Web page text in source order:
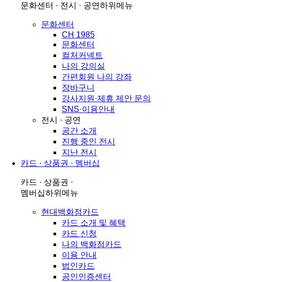
문화센터 · 전시 · 공연하위메뉴
문화센터
CH 1985
문화센터
컬처커넥트
나의 강의실
간편회원 나의 강좌
장바구니
강사지원·제휴 제안 문의
SNS·이용안내
전시 · 공연
공간 소개
진행 중인 전시
지난 전시
카드 · 상품권 · 멤버십
카드 · 상품권 ·
멤버십하위메뉴
현대백화점카드
카드 소개 및 혜택
카드 신청
나의 백화점카드
이용 안내
법인카드
공인인증센터